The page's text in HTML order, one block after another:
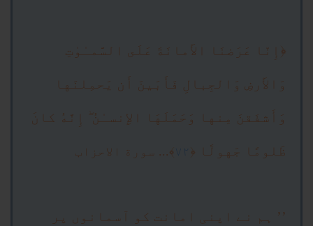
﴿ إِنّا عَرَ‌ضنَا الأَمانَةَ عَلَى السَّمـٰوٰتِ
وَالأَر‌ضِ وَالجِبالِ فَأَبَينَ أَن يَحمِلنَها
وَأَشفَقنَ مِنها وَحَمَلَهَا الإِنسـٰنُ إِنَّهُ كانَ
ظَلومًا جَهولًا ﴿ ٧٢ ﴾... سورة الاحزاب
’’ ہم نے اپنی امانت کو آسمانوں پر